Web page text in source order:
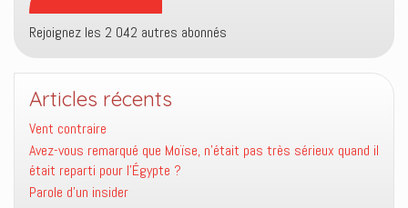
Rejoignez les 2 042 autres abonnés
Articles récents
Vent contraire
Avez-vous remarqué que Moïse, n’était pas très sérieux quand il
était reparti pour l’Égypte ?
Parole d’un insider